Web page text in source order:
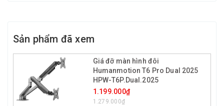
Sản phẩm đã xem
Giá đỡ màn hình đôi
Humanmotion T6 Pro Dual 2025
HPW-T6P.Dual.2025
1.199.000₫
1.279.000₫